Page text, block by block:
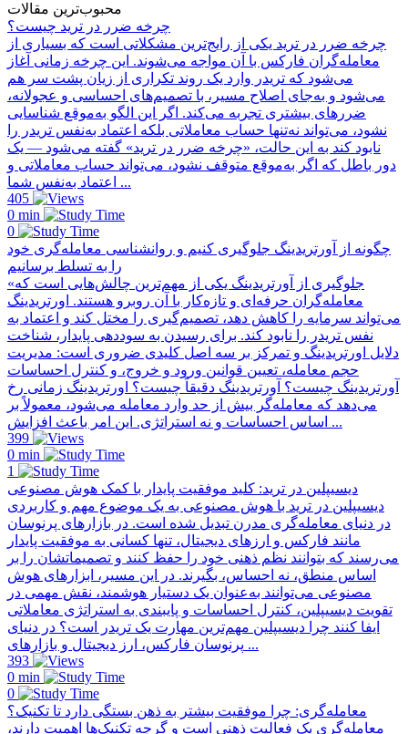
محبوب‌ترین مقالات
چرخه ضرر در ترید چیست؟
چرخه ضرر در ترید یکی از رایج‌ترین مشکلاتی است که بسیاری از
معامله‌گران فارکس با آن مواجه می‌شوند. این چرخه زمانی آغاز
می‌شود که تریدر وارد یک روند تکراری از زیان پشت سر هم
می‌شود و به‌جای اصلاح مسیر، با تصمیم‌های احساسی و عجولانه،
ضررهای بیشتری تجربه می‌کند. اگر این الگو به‌موقع شناسایی
نشود، می‌تواند نه‌تنها حساب معاملاتی بلکه اعتماد به‌نفس تریدر را
نابود کند به این حالت، «چرخه ضرر در ترید» گفته می‌شود — یک
دور باطل که اگر به‌موقع متوقف نشود، می‌تواند حساب معاملاتی و
اعتماد به‌نفس شما ...
405
0 min
0
چگونه از آورتریدینگ جلوگیری کنیم و روانشناسی معامله‌گری خود
را به تسلط برسانیم
«جلوگیری از آورتریدینگ یکی از مهم‌ترین چالش‌هایی است که
معامله‌گران حرفه‌ای و تازه‌کار با آن روبرو هستند. اورتریدینگ
می‌تواند سرمایه را کاهش دهد، تصمیم‌گیری را مختل کند و اعتماد به
نفس تریدر را نابود کند. برای رسیدن به سوددهی پایدار، شناخت
دلایل اورتریدینگ و تمرکز بر سه اصل کلیدی ضروری است: مدیریت
حجم معامله، تعیین قوانین ورود و خروج، و کنترل احساسات
آورتریدینگ چیست؟ آورتریدینگ دقیقاً چیست؟ اورتریدینگ زمانی رخ
می‌دهد که معامله‌گر بیش از حد وارد معامله می‌شود، معمولاً بر
اساس احساسات و نه استراتژی. این امر باعث افزایش ...
399
0 min
1
دیسیپلین در ترید: کلید موفقیت پایدار با کمک هوش مصنوعی
دیسیپلین در ترید با هوش مصنوعی به یک موضوع مهم و کاربردی
در دنیای معامله‌گری مدرن تبدیل شده است. در بازارهای پرنوسان
مانند فارکس و ارزهای دیجیتال، تنها کسانی به موفقیت پایدار
می‌رسند که بتوانند نظم ذهنی خود را حفظ کنند و تصمیماتشان را بر
اساس منطق، نه احساس، بگیرند. در این مسیر، ابزارهای هوش
مصنوعی می‌توانند به‌عنوان یک دستیار هوشمند، نقش مهمی در
تقویت دیسیپلین، کنترل احساسات و پایبندی به استراتژی معاملاتی
ایفا کنند چرا دیسیپلین مهم‌ترین مهارت یک تریدر است؟ در دنیای
پرنوسان فارکس، ارز دیجیتال و بازارهای ...
393
0 min
0
معامله‌گری: چرا موفقیت بیشتر به ذهن بستگی دارد تا تکنیک؟
معامله‌گری یک فعالیت ذهنی است و گرچه تکنیک‌ها اهمیت دارند،